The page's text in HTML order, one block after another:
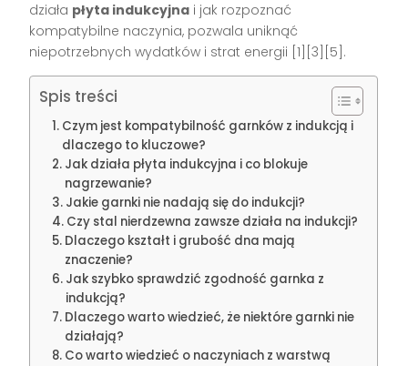
działa płyta indukcyjna i jak rozpoznać
kompatybilne naczynia, pozwala uniknąć
niepotrzebnych wydatków i strat energii [1][3][5].
Spis treści
Czym jest kompatybilność garnków z indukcją i
dlaczego to kluczowe?
Jak działa płyta indukcyjna i co blokuje
nagrzewanie?
Jakie garnki nie nadają się do indukcji?
Czy stal nierdzewna zawsze działa na indukcji?
Dlaczego kształt i grubość dna mają
znaczenie?
Jak szybko sprawdzić zgodność garnka z
indukcją?
Dlaczego warto wiedzieć, że niektóre garnki nie
działają?
Co warto wiedzieć o naczyniach z warstwą